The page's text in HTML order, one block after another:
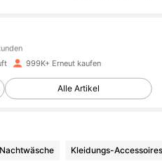
999K+ Erneut kaufen
Alle Artikel
Kleidungs-Accessoires